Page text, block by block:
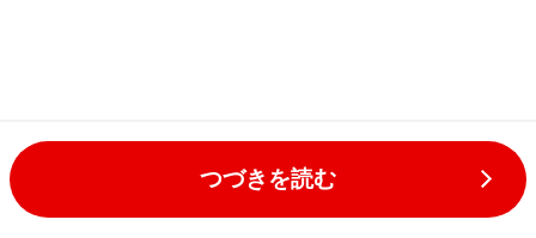
つづきを読む